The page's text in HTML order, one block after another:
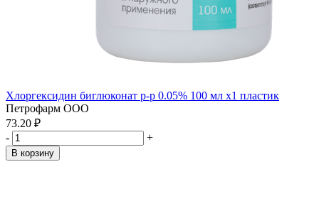
Хлоргексидин биглюконат р-р 0.05% 100 мл x1 пластик
Петрофарм ООО
73.20 ₽
-
+
В корзину